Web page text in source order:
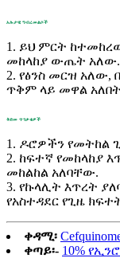
አሉታዊ ግብረመልሶች
1. ይህ ምርት
መከላከያ ውጤት አለው.
2. የፅንስ መርዝ
ጥቅም ላይ መዋል
ቅድመ ጥንቃቄዎች
1. ዶሮዎችን የመትከል
2. ከፍተኛ የመከላከያ
መከልከል አለባቸው.
3. የኩላሊት እጥረት
የአስተዳደር የጊዜ
ቀዳሚ፡
ቀጣይ፡- 10%